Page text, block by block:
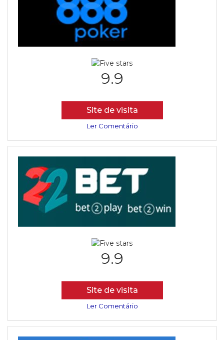
9.9
Site de visita
Ler Comentário
9.9
Site de visita
Ler Comentário